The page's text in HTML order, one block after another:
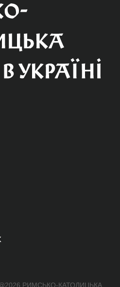
РИМСЬКО-КАТОЛИЦЬКА